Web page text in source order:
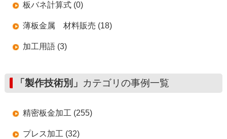
板バネ計算式 (0)
薄板金属 材料販売 (18)
加工用語 (3)
「製作技術別」 カテゴリの事例一覧
精密板金加工 (255)
プレス加工 (32)